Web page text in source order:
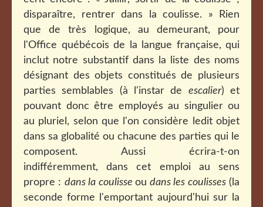
disparaître, rentrer dans la coulisse. » Rien
que de très logique, au demeurant, pour
l'Office québécois de la langue française, qui
inclut notre substantif dans la liste des noms
désignant des objets constitués de plusieurs
parties semblables (à l'instar de escalier) et
pouvant donc être employés au singulier ou
au pluriel, selon que l'on considère ledit objet
dans sa globalité ou chacune des parties qui le
composent. Aussi écrira-t-on
indifféremment, dans cet emploi au sens
propre : dans la coulisseou dans les coulisses(la
seconde forme l'emportant aujourd'hui sur la